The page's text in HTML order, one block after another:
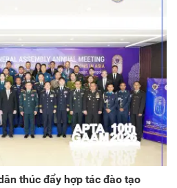
thúc đẩy hợp tác đào tạo